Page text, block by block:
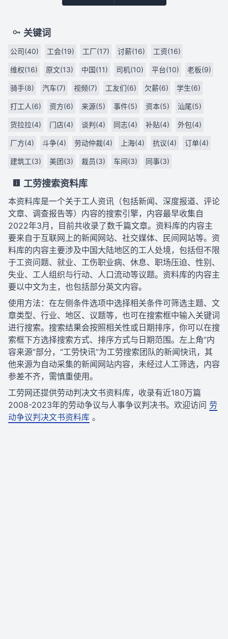
关键词
公司(40) 工会(19) 工厂(17) 讨薪(16) 工资(16)
维权(16) 原文(13) 中国(11) 司机(10) 平台(10) 老板(9)
骑手(8) 汽车(7) 视频(7) 工友们(6) 欠薪(6) 学生(6)
打工人(6) 资方(6) 来源(5) 事件(5) 资本(5) 汕尾(5)
货拉拉(4) 门店(4) 谈判(4) 同志(4) 补贴(4) 外包(4)
厂方(4) 斗争(4) 劳动仲裁(4) 上海(4) 抗议(4) 订单(4)
建筑工(3) 美团(3) 裁员(3) 车间(3) 同事(3)
工劳搜索资料库
本资料库是一个关于工人资讯（包括新闻、深度报道、评论
文章、调查报告等）内容的搜索引擎，内容最早收集自
2022年3月，目前共收录了数千篇文章。资料库的内容主
要来自于互联网上的新闻网站、社交媒体、民间网站等。资
料库的内容主要涉及中国大陆地区的工人处境，包括但不限
于工资问题、就业、工伤职业病、休息、职场压迫、性别、
失业、工人组织与行动、人口流动等议题。资料库的内容主
要以中文为主，也包括部分英文内容。
使用方法：在左侧条件选项中选择相关条件可筛选主题、文
章类型、行业、地区、议题等，也可在搜索框中输入关键词
进行搜索。搜索结果会按照相关性或日期排序，你可以在搜
索框下方选择搜索方式、排序方式与日期范围。左上角“内
容来源”部分，“工劳快讯”为工劳搜索团队的新闻快讯，其
他来源为自动采集的新闻网站内容，未经过人工筛选，内容
参差不齐，需慎重使用。
工劳网还提供劳动判决文书资料库，收录有近180万篇
2008-2023年的劳动争议与人事争议判决书。欢迎访问 劳
动争议判决文书资料库 。